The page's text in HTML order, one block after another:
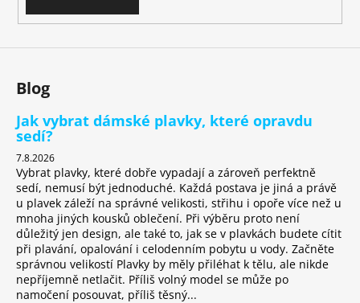
k
v
s
Blog
Jak vybrat dámské plavky, které opravdu
sedí?
7.8.2026
Vybrat plavky, které dobře vypadají a zároveň perfektně
sedí, nemusí být jednoduché. Každá postava je jiná a právě
u plavek záleží na správné velikosti, střihu i opoře více než u
mnoha jiných kousků oblečení. Při výběru proto není
důležitý jen design, ale také to, jak se v plavkách budete cítit
při plavání, opalování i celodenním pobytu u vody. Začněte
správnou velikostí Plavky by měly přiléhat k tělu, ale nikde
nepříjemně netlačit. Příliš volný model se může po
namočení posouvat, příliš těsný...